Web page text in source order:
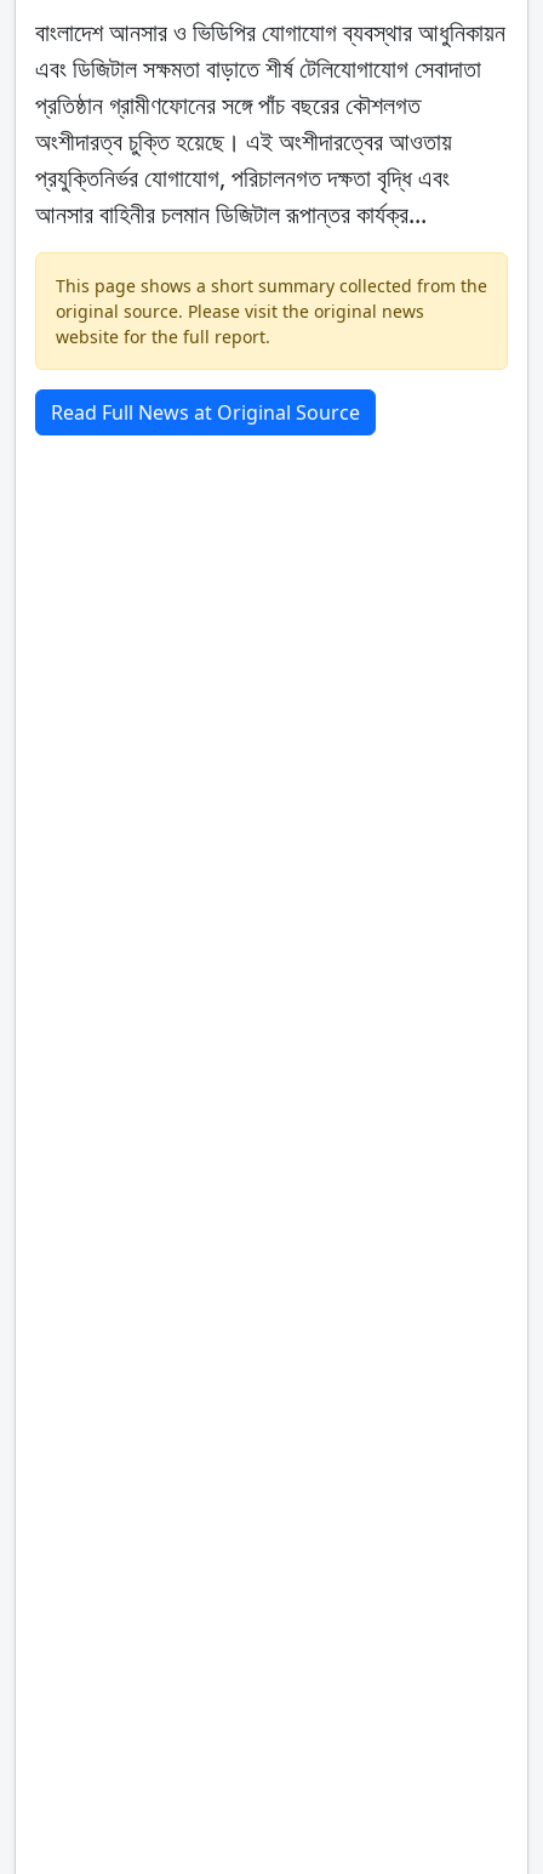
বাংলাদেশ আনসার ও ভিডিপির যোগাযোগ ব্যবস্থার আধুনিকায়ন
এবং ডিজিটাল সক্ষমতা বাড়াতে শীর্ষ টেলিযোগাযোগ সেবাদাতা
প্রতিষ্ঠান গ্রামীণফোনের সঙ্গে পাঁচ বছরের কৌশলগত
অংশীদারত্ব চুক্তি হয়েছে। এই অংশীদারত্বের আওতায়
প্রযুক্তিনির্ভর যোগাযোগ, পরিচালনগত দক্ষতা বৃদ্ধি এবং
আনসার বাহিনীর চলমান ডিজিটাল রূপান্তর কার্যক্র...
This page shows a short summary collected from the
original source. Please visit the original news
website for the full report.
Read Full News at Original Source